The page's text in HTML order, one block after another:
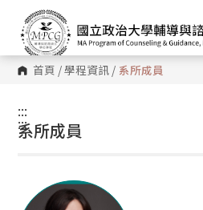
首頁 /學程資訊 / 系所成員
:::
:::
系所成員